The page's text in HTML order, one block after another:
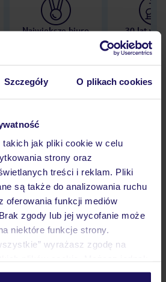
Szczegóły O plikach cookies
jak pliki cookie w celu
strony oraz
treści i reklam. Pliki
są także do analizowania ruchu
oferowania funkcji mediów
zgody lub jej wycofanie może
niektóre funkcje strony.
wyrażasz zgodę na
wchodząc w zakładkę
Największe biuro
30 lat w